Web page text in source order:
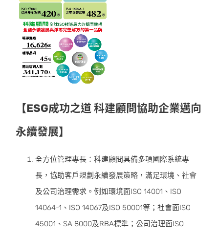
【ESG成功之道 科建顧問協助企業邁向
永續發展】
全方位管理專長：科建顧問具備多項國際系統專
長，協助客戶規劃永續發展策略，滿足環境、社會
及公司治理需求。例如環境面ISO 14001、ISO
14064-1、ISO 14067及ISO 50001等；社會面ISO
45001、SA 8000及RBA標準；公司治理面ISO